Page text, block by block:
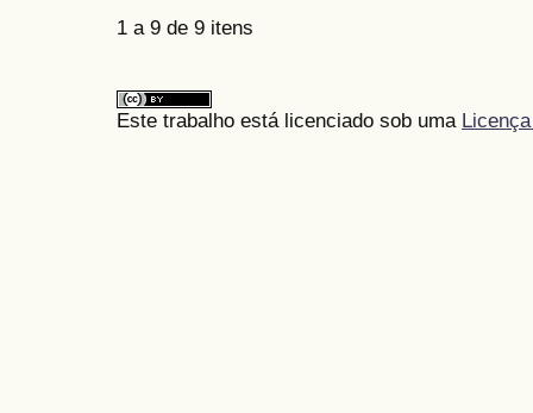
1 a 9 de 9 itens
Este trabalho está licenciado sob uma